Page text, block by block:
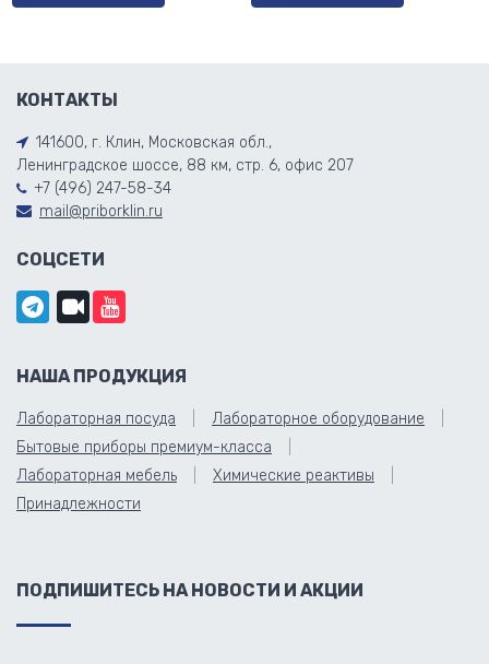
КОНТАКТЫ
141600, г. Клин, Московская обл.,
Ленинградское шоссе, 88 км, стр. 6, офис 207
+7 (496) 247-58-34
mail@priborklin.ru
СОЦСЕТИ
НАША ПРОДУКЦИЯ
Лабораторная посуда
Лабораторное оборудование
Бытовые приборы премиум-класса
Лабораторная мебель
Химические реактивы
Принадлежности
ПОДПИШИТЕСЬ НА НОВОСТИ И АКЦИИ